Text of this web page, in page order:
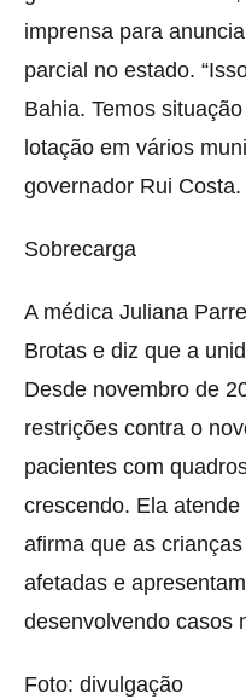
imprensa para
parcial no estado.
Bahia. Temos
lotação em vários
governador Rui Costa.
Sobrecarga
A médica Juliana
Brotas e diz que a
Desde novembro de
restrições contra o
pacientes com
crescendo. Ela
afirma que as
afetadas e
desenvolvendo casos
Foto: divulgação